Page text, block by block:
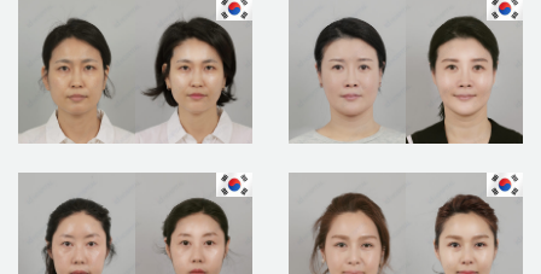
料金一覧
ご相談のお問い合わせ